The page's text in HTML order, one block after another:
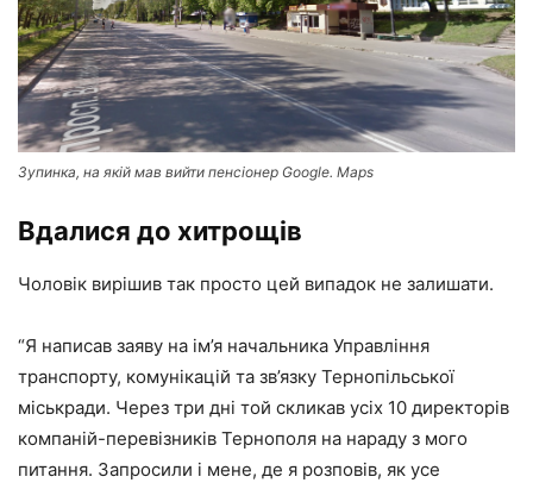
Зупинка, на якій мав вийти пенсіонер Google. Maps
Вдалися до хитрощів
Чоловік вирішив так просто цей випадок не залишати.
“Я написав заяву на ім’я начальника Управління
транспорту, комунікацій та зв’язку Тернопільської
міськради. Через три дні той скликав усіх 10 директорів
компаній-перевізників Тернополя на нараду з мого
питання. Запросили і мене, де я розповів, як усе